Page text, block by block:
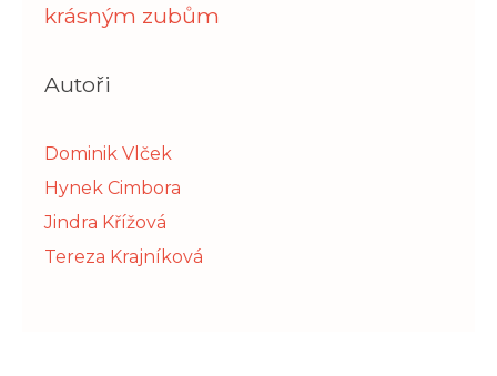
krásným zubům
Autoři
Dominik Vlček
Hynek Cimbora
Jindra Křížová
Tereza Krajníková